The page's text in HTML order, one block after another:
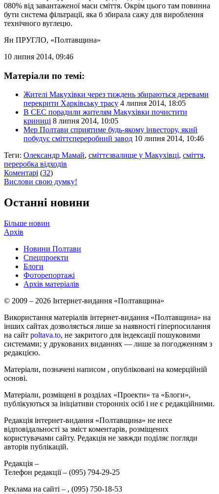
080% від завантаженої маси сміття. Окрім цього там повинна
бути система фільтрації, яка б збирала сажу для вироблення
технічного вуглецю.
Ян ПРУГЛО, «Полтавщина»
10 липня 2014, 09:46
Матеріали по темі:
Жителі Макухівки через тиждень збираються деревами
перекрити Харківську трасу 4 липня 2014, 18:05
В СЕС порадили жителям Макухівки почистити
криниці 8 липня 2014, 10:05
Мер Полтави сприятиме будь-якому інвестору, який
побудує сміттєпереробний завод 10 липня 2014, 10:46
Теги: Олександр Мамай, сміттєзвалище у Макухівці, сміття,
переробка відходів
Коментарі (32)
Вислови свою думку!
Останні новини
Більше новин
Архів
Новини Полтави
Спецпроекти
Блоги
Фоторепортажі
Архів матеріалів
© 2009 – 2026 Інтернет-видання «Полтавщина»
Використання матеріалів інтернет-видання «Полтавщина» на
інших сайтах дозволяється лише за наявності гіперпосилання
на сайт poltava.to, не закритого для індексації пошуковими
системами; у друкованих виданнях — лише за погодженням з
редакцією.
Матеріали, позначені написом , опубліковані на комерційній
основі.
Матеріали, розміщені в розділах «Проекти» та «Блоги»,
публікуються за ініціативи сторонніх осіб і не є редакційними.
Редакція інтернет-видання «Полтавщина» не несе
відповідальності за зміст коментарів, розміщених
користувачами сайту. Редакція не завжди поділяє погляди
авторів публікацій.
Редакція –
Телефон редакції – (095) 794-29-25
Реклама на сайті – , (095) 750-18-53